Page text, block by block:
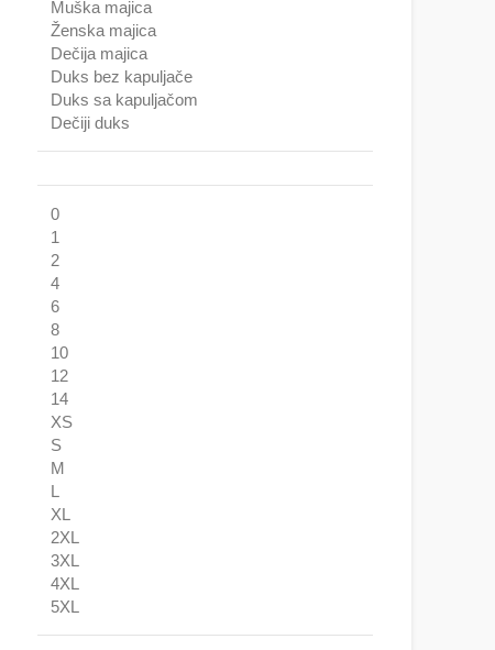
Muška majica
Ženska majica
Dečija majica
Duks bez kapuljače
Duks sa kapuljačom
Dečiji duks
0
1
2
4
6
8
10
12
14
XS
S
M
L
XL
2XL
3XL
4XL
5XL